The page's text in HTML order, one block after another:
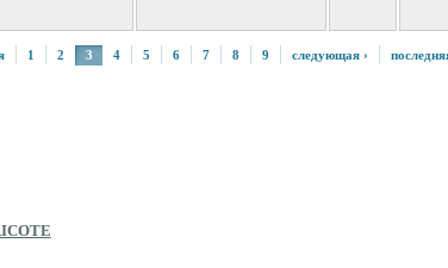
1 2 3 4 5 6 7 8 9 следующая ›